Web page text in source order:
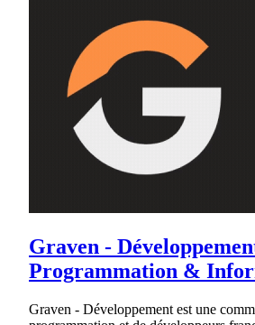
Graven - Développement
Programmation &
Graven - Développement est une